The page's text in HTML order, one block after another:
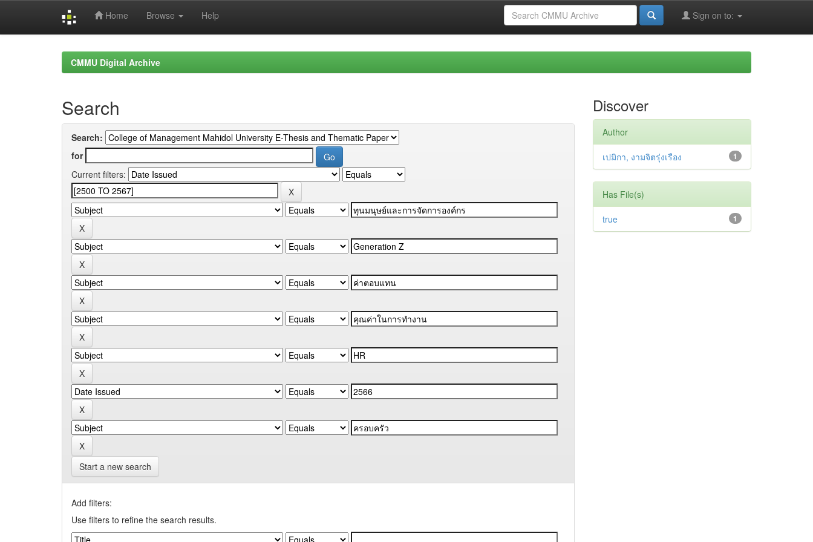
Home Browse Help Sign on to:
CMMU Digital Archive
Search
Search:
for
Current filters:
Start a new search
Add filters:
Use filters to refine the search results.
Discover
Author
1
เปมิกา, งามจิตรุ่งเรือง
Has File(s)
1
true